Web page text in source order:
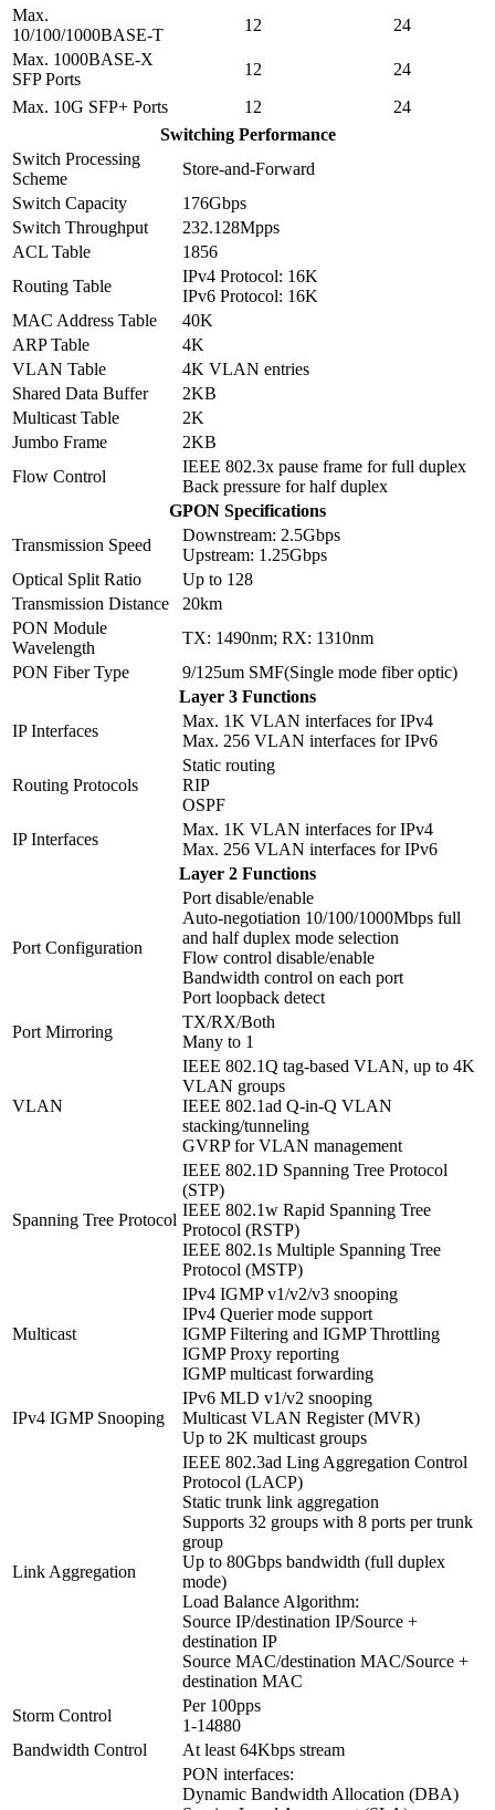
Max.
10/100/1000BASE-T
12
24
Max. 1000BASE-X
SFP Ports
12
24
Max. 10G SFP+ Ports
12
24
Switching Performance
Switch Processing
Scheme
Store-and-Forward
Switch Capacity
176Gbps
Switch Throughput
232.128Mpps
ACL Table
1856
Routing Table
IPv4 Protocol: 16K
IPv6 Protocol: 16K
MAC Address Table
40K
ARP Table
4K
VLAN Table
4K VLAN entries
Shared Data Buffer
2KB
Multicast Table
2K
Jumbo Frame
2KB
Flow Control
IEEE 802.3x pause frame for full duplex
Back pressure for half duplex
GPON Specifications
Transmission Speed
Downstream: 2.5Gbps
Upstream: 1.25Gbps
Optical Split Ratio
Up to 128
Transmission Distance
20km
PON Module
Wavelength
TX: 1490nm; RX: 1310nm
PON Fiber Type
9/125um SMF(Single mode fiber optic)
Layer 3 Functions
IP Interfaces
Max. 1K VLAN interfaces for IPv4
Max. 256 VLAN interfaces for IPv6
Routing Protocols
Static routing
RIP
OSPF
IP Interfaces
Max. 1K VLAN interfaces for IPv4
Max. 256 VLAN interfaces for IPv6
Layer 2 Functions
Port Configuration
Port disable/enable
Auto-negotiation 10/100/1000Mbps full
and half duplex mode selection
Flow control disable/enable
Bandwidth control on each port
Port loopback detect
Port Mirroring
TX/RX/Both
Many to 1
VLAN
IEEE 802.1Q tag-based VLAN, up to 4K
VLAN groups
IEEE 802.1ad Q-in-Q VLAN
stacking/tunneling
GVRP for VLAN management
Spanning Tree Protocol
IEEE 802.1D Spanning Tree Protocol
(STP)
IEEE 802.1w Rapid Spanning Tree
Protocol (RSTP)
IEEE 802.1s Multiple Spanning Tree
Protocol (MSTP)
Multicast
IPv4 IGMP v1/v2/v3 snooping
IPv4 Querier mode support
IGMP Filtering and IGMP Throttling
IGMP Proxy reporting
IGMP multicast forwarding
IPv4 IGMP Snooping
IPv6 MLD v1/v2 snooping
Multicast VLAN Register (MVR)
Up to 2K multicast groups
Link Aggregation
IEEE 802.3ad Ling Aggregation Control
Protocol (LACP)
Static trunk link aggregation
Supports 32 groups with 8 ports per trunk
group
Up to 80Gbps bandwidth (full duplex
mode)
Load Balance Algorithm:
Source IP/destination IP/Source +
destination IP
Source MAC/destination MAC/Source +
destination MAC
Storm Control
Per 100pps
1-14880
Bandwidth Control
At least 64Kbps stream
PON interfaces:
Dynamic Bandwidth Allocation (DBA)